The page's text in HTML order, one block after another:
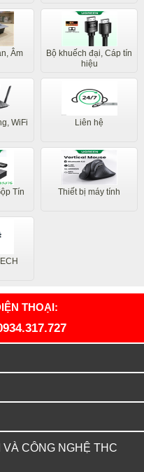
Âm
Bộ khuếch đại, Cáp tín
hiệu
WiFi Liên hệ
Tín
Thiết bị máy tính
THOẠI:
CÔNG NGHỆ THC